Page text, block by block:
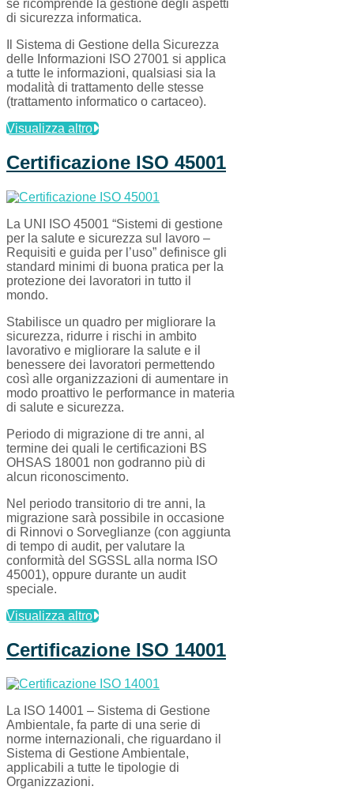
se ricomprende la gestione degli aspetti
di sicurezza informatica.
Il Sistema di Gestione della Sicurezza
delle Informazioni ISO 27001 si applica
a tutte le informazioni, qualsiasi sia la
modalità di trattamento delle stesse
(trattamento informatico o cartaceo).
Visualizza altro
Certificazione ISO 45001
La UNI ISO 45001 “Sistemi di gestione
per la salute e sicurezza sul lavoro –
Requisiti e guida per l’uso” definisce gli
standard minimi di buona pratica per la
protezione dei lavoratori in tutto il
mondo.
Stabilisce un quadro per migliorare la
sicurezza, ridurre i rischi in ambito
lavorativo e migliorare la salute e il
benessere dei lavoratori permettendo
così alle organizzazioni di aumentare in
modo proattivo le performance in materia
di salute e sicurezza.
Periodo di migrazione di tre anni, al
termine dei quali le certificazioni BS
OHSAS 18001 non godranno più di
alcun riconoscimento.
Nel periodo transitorio di tre anni, la
migrazione sarà possibile in occasione
di Rinnovi o Sorveglianze (con aggiunta
di tempo di audit, per valutare la
conformità del SGSSL alla norma ISO
45001), oppure durante un audit
speciale.
Visualizza altro
Certificazione ISO 14001
La ISO 14001 – Sistema di Gestione
Ambientale, fa parte di una serie di
norme internazionali, che riguardano il
Sistema di Gestione Ambientale,
applicabili a tutte le tipologie di
Organizzazioni.